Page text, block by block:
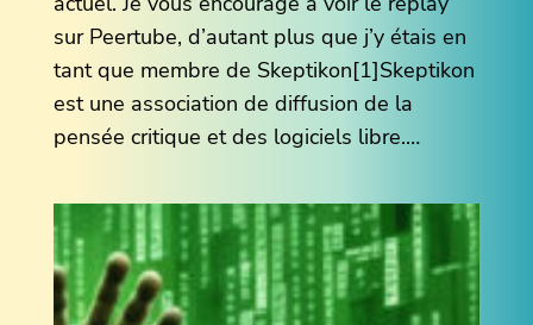
sur Peertube, d’autant plus que j’y étais en
tant que membre de Skeptikon[1]Skeptikon
est une association de diffusion de la
pensée critique et des logiciels libre.…